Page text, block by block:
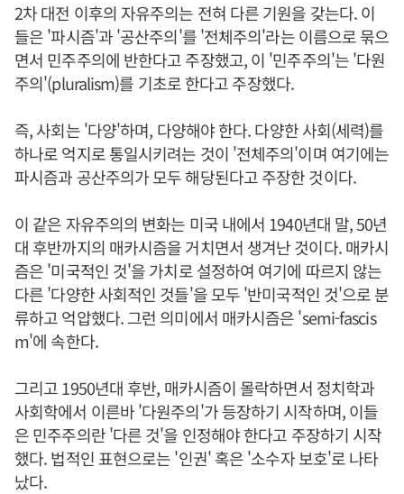
2차 대전 이후의 자유주의는 전혀 다른 기원을 갖는다. 이
들은 '파시즘'과 '공산주의'를 '전체주의'라는 이름으로 묶으
면서 민주주의에 반한다고 주장했고, 이 '민주주의'는 '다원
주의'(pluralism)를 기초로 한다고 주장했다.
즉, 사회는 '다양'하며, 다양해야 한다. 다양한 사회(세력)를
하나로 억지로 통일시키려는 것이 '전체주의'이며 여기에는
파시즘과 공산주의가 모두 해당된다고 주장한 것이다.
이 같은 자유주의의 변화는 미국 내에서 1940년대 말, 50년
대 후반까지의 매카시즘을 거치면서 생겨난 것이다. 매카시
즘은 '미국적인 것'을 가치로 설정하여 여기에 따르지 않는
다른 '다양한 사회적인 것들'을 모두 '반미국적인 것'으로 분
류하고 억압했다. 그런 의미에서 매카시즘은 'semi-fascis
m'에 속한다.
그리고 1950년대 후반, 매카시즘이 몰락하면서 정치학과
사회학에서 이른바 '다원주의'가 등장하기 시작하며, 이들
은 민주주의란 '다른 것'을 인정해야 한다고 주장하기 시작
했다. 법적인 표현으로는 '인권' 혹은 '소수자 보호'로 나타
났다.